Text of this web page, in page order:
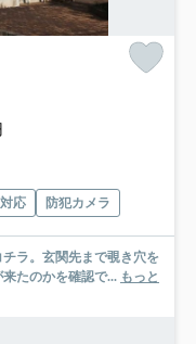
応 防犯カメラ
ラ。玄関先まで覗き穴を
たのかを確認で... もっと